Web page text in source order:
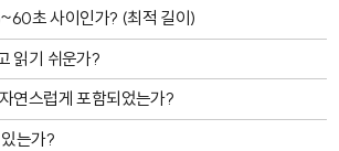
초 사이인가? (최적 길이)
읽기 쉬운가?
연스럽게 포함되었는가?
는가?